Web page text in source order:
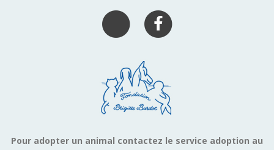
Pour adopter un animal contactez le service adoption au